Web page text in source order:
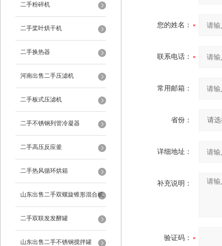
二手粉碎机
二手桨叶烘干机
二手换热器
河南出售二手压滤机
二手板式压滤机
二手不锈钢列管冷凝器
二手高压反应釜
二手热风循环烘箱
山东出售二手双螺旋锥形混合机
二手双联发发酵罐
山东出售二手不锈钢搅拌罐
您的姓名：
联系电话：
常用邮箱：
省份：
详细地址：
补充说明：
验证码：